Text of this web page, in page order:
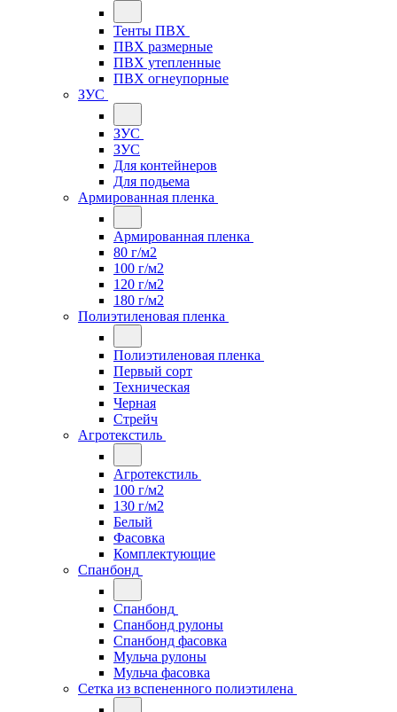
Тенты ПВХ
ПВХ размерные
ПВХ утепленные
ПВХ огнеупорные
ЗУС
ЗУС
ЗУС
Для контейнеров
Для подьема
Армированная пленка
Армированная пленка
80 г/м2
100 г/м2
120 г/м2
180 г/м2
Полиэтиленовая пленка
Полиэтиленовая пленка
Первый сорт
Техническая
Черная
Стрейч
Агротекстиль
Агротекстиль
100 г/м2
130 г/м2
Белый
Фасовка
Комплектующие
Спанбонд
Спанбонд
Спанбонд рулоны
Спанбонд фасовка
Мульча рулоны
Мульча фасовка
Сетка из вспененного полиэтилена